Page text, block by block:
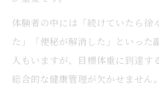
体験者の中には「続けていたら徐
た」「便秘が解消した」といった
人もいますが、目標体重に到達す
総合的な健康管理が欠かせません。